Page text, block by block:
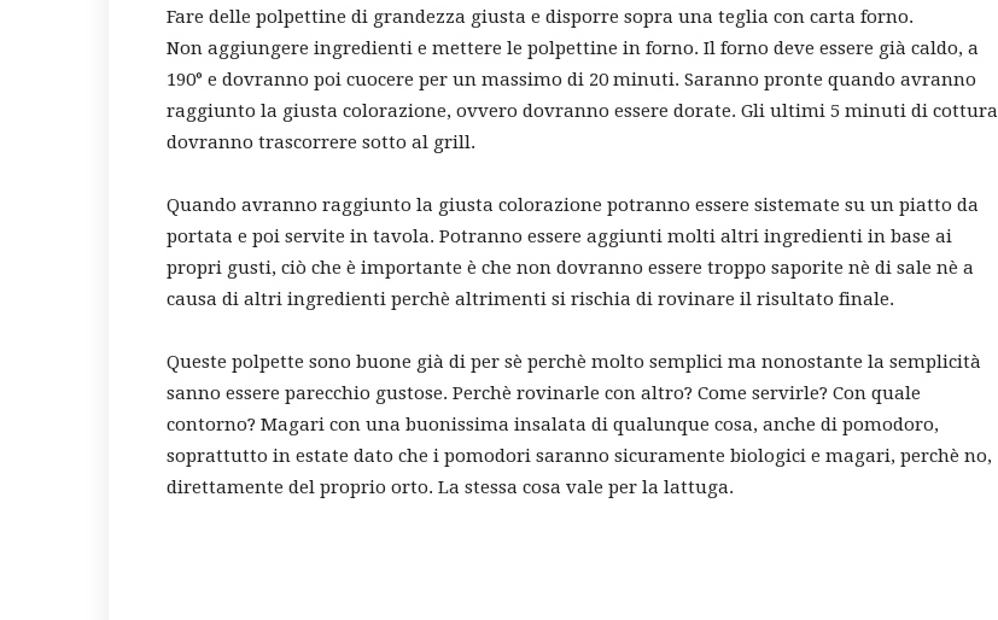
Fare delle polpettine di grandezza giusta e disporre sopra una teglia con carta forno.
Non aggiungere ingredienti e mettere le polpettine in forno. Il forno deve essere già caldo, a
190° e dovranno poi cuocere per un massimo di 20 minuti. Saranno pronte quando avranno
raggiunto la giusta colorazione, ovvero dovranno essere dorate. Gli ultimi 5 minuti di cottura
dovranno trascorrere sotto al grill.
Quando avranno raggiunto la giusta colorazione potranno essere sistemate su un piatto da
portata e poi servite in tavola. Potranno essere aggiunti molti altri ingredienti in base ai
propri gusti, ciò che è importante è che non dovranno essere troppo saporite nè di sale nè a
causa di altri ingredienti perchè altrimenti si rischia di rovinare il risultato finale.
Queste polpette sono buone già di per sè perchè molto semplici ma nonostante la semplicità
sanno essere parecchio gustose. Perchè rovinarle con altro? Come servirle? Con quale
contorno? Magari con una buonissima insalata di qualunque cosa, anche di pomodoro,
soprattutto in estate dato che i pomodori saranno sicuramente biologici e magari, perchè no,
direttamente del proprio orto. La stessa cosa vale per la lattuga.